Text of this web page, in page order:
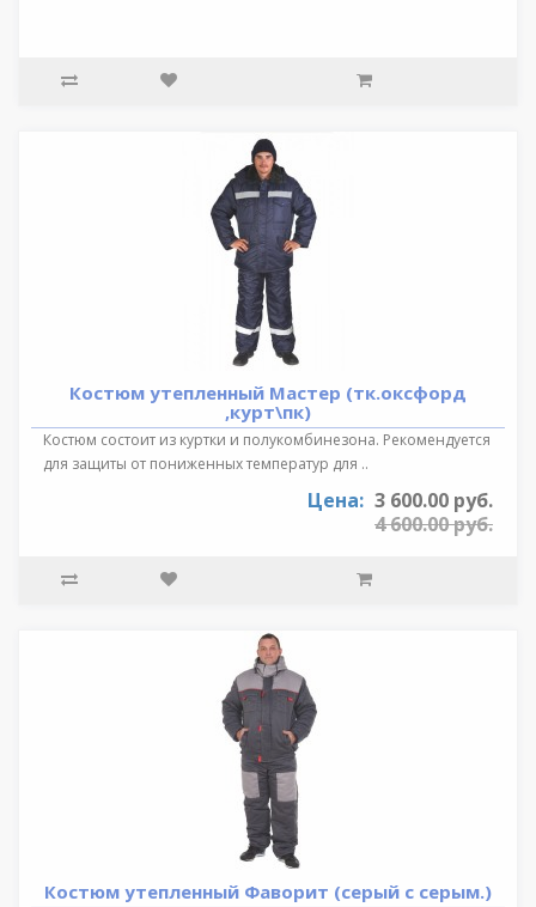
Костюм утепленный Мастер (тк.оксфорд
,курт\пк)
Костюм состоит из куртки и полукомбинезона. Рекомендуется
для защиты от пониженных температур для ..
Цена: 3 600.00 руб.
4 600.00 руб.
Костюм утепленный Фаворит (серый с серым.)